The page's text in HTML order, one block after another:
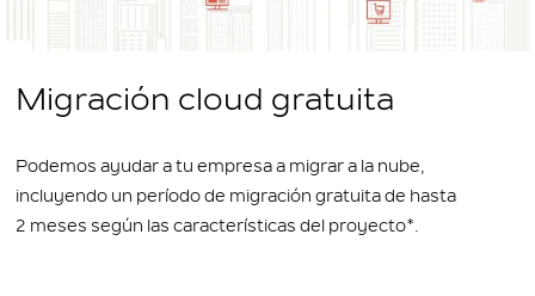
Migración cloud gratuita
Podemos ayudar a tu empresa a migrar a la nube,
incluyendo un período de migración gratuita de hasta
2 meses según las características del proyecto*.